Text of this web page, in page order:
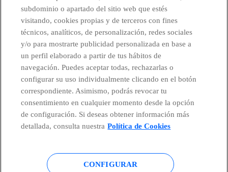
Telefónica en redes sociales
Canal de Denuncias
Centro Global Transparencia
Política de cookies Aviso legal
subdominio o apartado del sitio web que estés
visitando, cookies propias y de terceros con fines
técnicos, analíticos, de personalización, redes sociales
y/o para mostrarte publicidad personalizada en base a
un perfil elaborado a partir de tus hábitos de
navegación. Puedes aceptar todas, rechazarlas o
configurar su uso individualmente clicando en el botón
correspondiente. Asimismo, podrás revocar tu
consentimiento en cualquier momento desde la opción
de configuración. Si deseas obtener información más
detallada, consulta nuestra Política de Cookies
CONFIGURAR